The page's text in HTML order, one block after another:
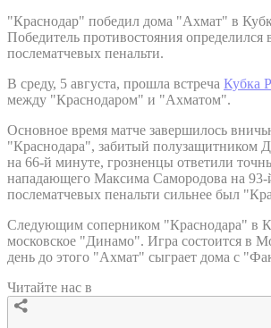
"Краснодар" победил дома "Ахмат" в
Победитель противостояния определился
послематчевых пенальти.
В среду, 5 августа, прошла встреча Кубка
между "Краснодаром" и "Ахматом".
Основное время матче завершилось
"Краснодара", забитый полузащитником
на 66-й минуте, грозненцы ответили
нападающего Максима Самородова на
послематчевых пенальти сильнее был
Следующим соперником "Краснодара" в
московское "Динамо". Игра состоится в
день до этого "Ахмат" сыграет дома с
Читайте нас в